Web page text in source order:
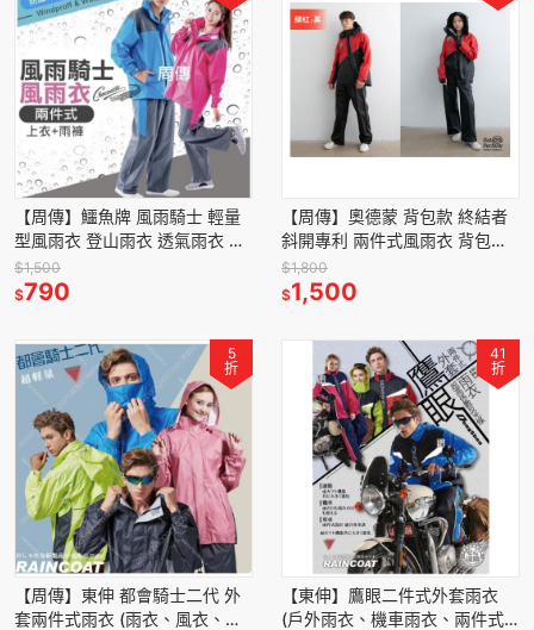
【周傳】鱷魚牌 風雨騎士 輕量
型風雨衣 登山雨衣 透氣雨衣 二
件式雨衣 外送員雨衣 現貨 快速
出貨
$1,500
$790
【周傳】奧德蒙 背包款 終結者
斜開專利 兩件式風雨衣 背包式
雨衣 外送員雨衣 雨衣 二件式雨
衣 背包雨衣 現貨
$1,800
$1,500
5
折
【周傳】東伸 都會騎士二代 外
套兩件式雨衣 (雨衣、風衣、外
41
折
【東伸】鷹眼二件式外套雨衣
(戶外雨衣、機車雨衣、兩件式